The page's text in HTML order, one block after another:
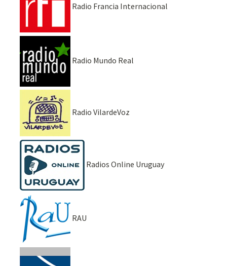
Radio Francia Internacional
Radio Mundo Real
Radio VilardeVoz
Radios Online Uruguay
RAU